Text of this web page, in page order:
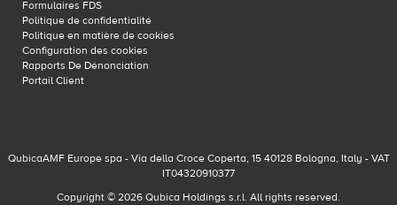
Formulaires FDS
Politique de confidentialité
Politique en matière de cookies
Configuration des cookies
Rapports De Dénonciation
Portail Client
QubicaAMF Europe spa - Via della Croce Coperta, 15 40128 Bologna, Italy - VAT
IT04320910377
Copyright © 2026 Qubica Holdings s.r.l. All rights reserved.